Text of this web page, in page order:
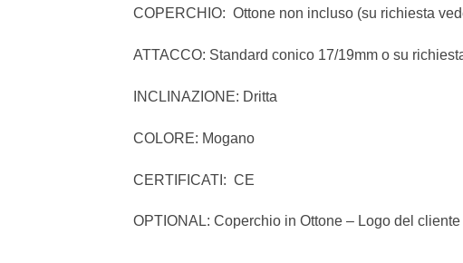
COPERCHIO: Ottone non incluso (su richiesta
ATTACCO: Standard conico 17/19mm o su
INCLINAZIONE: Dritta
COLORE: Mogano
CERTIFICATI: CE
OPTIONAL: Coperchio in Ottone – Logo del cliente